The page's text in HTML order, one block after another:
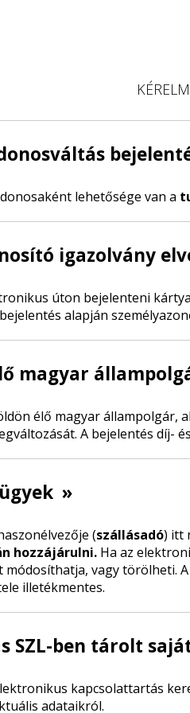
lehetősége van a
igazolvány
úton bejelenteni
alapján
magyar
élő magyar
A bejelentés díj-
»
(szállásadó) itt
hozzájárulni. Ha az
vagy törölheti.
illetékmentes.
SZL-ben tárolt
kapcsolattartás
adataikról.